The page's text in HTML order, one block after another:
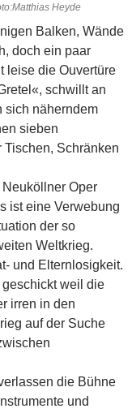
Heyde
Balken, Wände
doch ein paar
leise die Ouvertüre
schwillt an
sich näherndem
sieben
Tischen, Schränken
Oper
ist eine Verwebung
der so
Weltkrieg.
und Elternlosigkeit.
weil die
irren in den
auf der Suche
die Bühne
und